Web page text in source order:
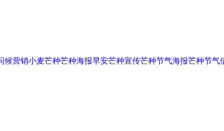
候营销小麦芒种芒种海报早安芒种宣传芒种节气海报芒种节气